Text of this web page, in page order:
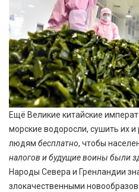
Ещё Великие китайские
морские водоросли, сушить их
людям бесплатно, чтобы
налогов и будущие воины были
Народы Севера и Гренландии
злокачественными